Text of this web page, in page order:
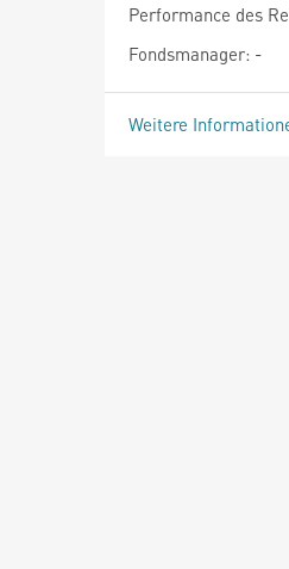
Performance des
Fondsmanager: -
Weitere